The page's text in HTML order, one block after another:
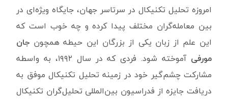
امروزه تحلیل تکنیکال در سرتاسر جهان، جایگاه ویژه‌ای در
بین معامله‌گران مختلف پیدا کرده و چه خوب است که
این علم از زبان یکی از بزرگان این حیطه همچون جان
مورفی
آموخته شود. فردی که در سال ۱۹۹۲، به واسطه
مشارکت چشم‌گیر خود در زمینه تحلیل تکنیکال موفق به
دریافت جایزه از فدراسیون بین‌المللی تحلیل‌گران تکنیکال